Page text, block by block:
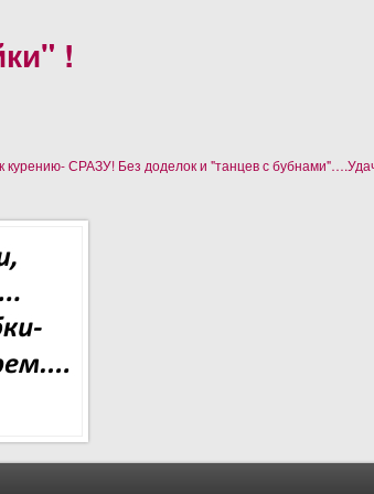
!
СРАЗУ! Без доделок и "танцев с